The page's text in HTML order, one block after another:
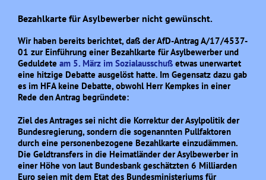
Bezahlkarte für Asylbewerber nicht gewünscht.
Wir haben bereits berichtet, daß der AfD-Antrag A/17/4537-
01 zur Einführung einer Bezahlkarte für Asylbewerber und
Geduldete am 5. März im Sozialausschuß etwas unerwartet
eine hitzige Debatte ausgelöst hatte. Im Gegensatz dazu gab
es im HFA keine Debatte, obwohl Herr Kempkes in einer
Rede den Antrag begründete:
Ziel des Antrages sei nicht die Korrektur der Asylpolitik der
Bundesregierung, sondern die sogenannten Pullfaktoren
durch eine personenbezogene Bezahlkarte einzudämmen.
Die Geldtransfers in die Heimatländer der Asylbewerber in
einer Höhe von laut Bundesbank geschätzten 6 Milliarden
Euro seien mit dem Etat des Bundesministeriums für